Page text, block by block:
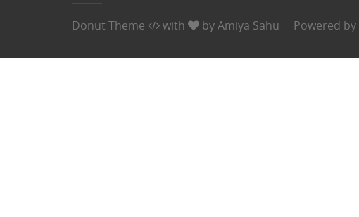
Donut Theme with byAmiya Sahu Powered by